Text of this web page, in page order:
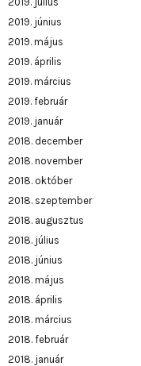
2019. június
2019. május
2019. április
2019. március
2019. február
2019. január
2018. december
2018. november
2018. október
2018. szeptember
2018. augusztus
2018. július
2018. június
2018. május
2018. április
2018. március
2018. február
2018. január